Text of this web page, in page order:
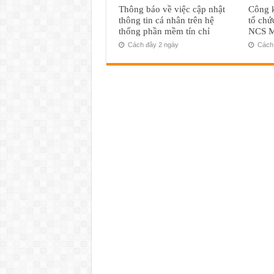
Thông báo về việc cập nhật
thông tin cá nhân trên hệ
thống phần mềm tín chỉ
Cách đây 2 ngày
Công
tổ
NCS